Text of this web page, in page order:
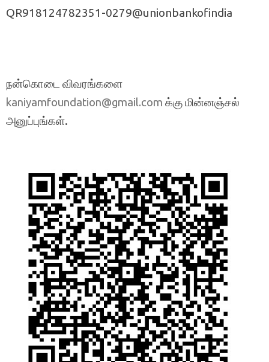
QR918124782351-0279@unionbankofindia
நன்கொடை விவரங்களை
kaniyamfoundation@gmail.com க்கு மின்னஞ்சல்
அனுப்புங்கள்.